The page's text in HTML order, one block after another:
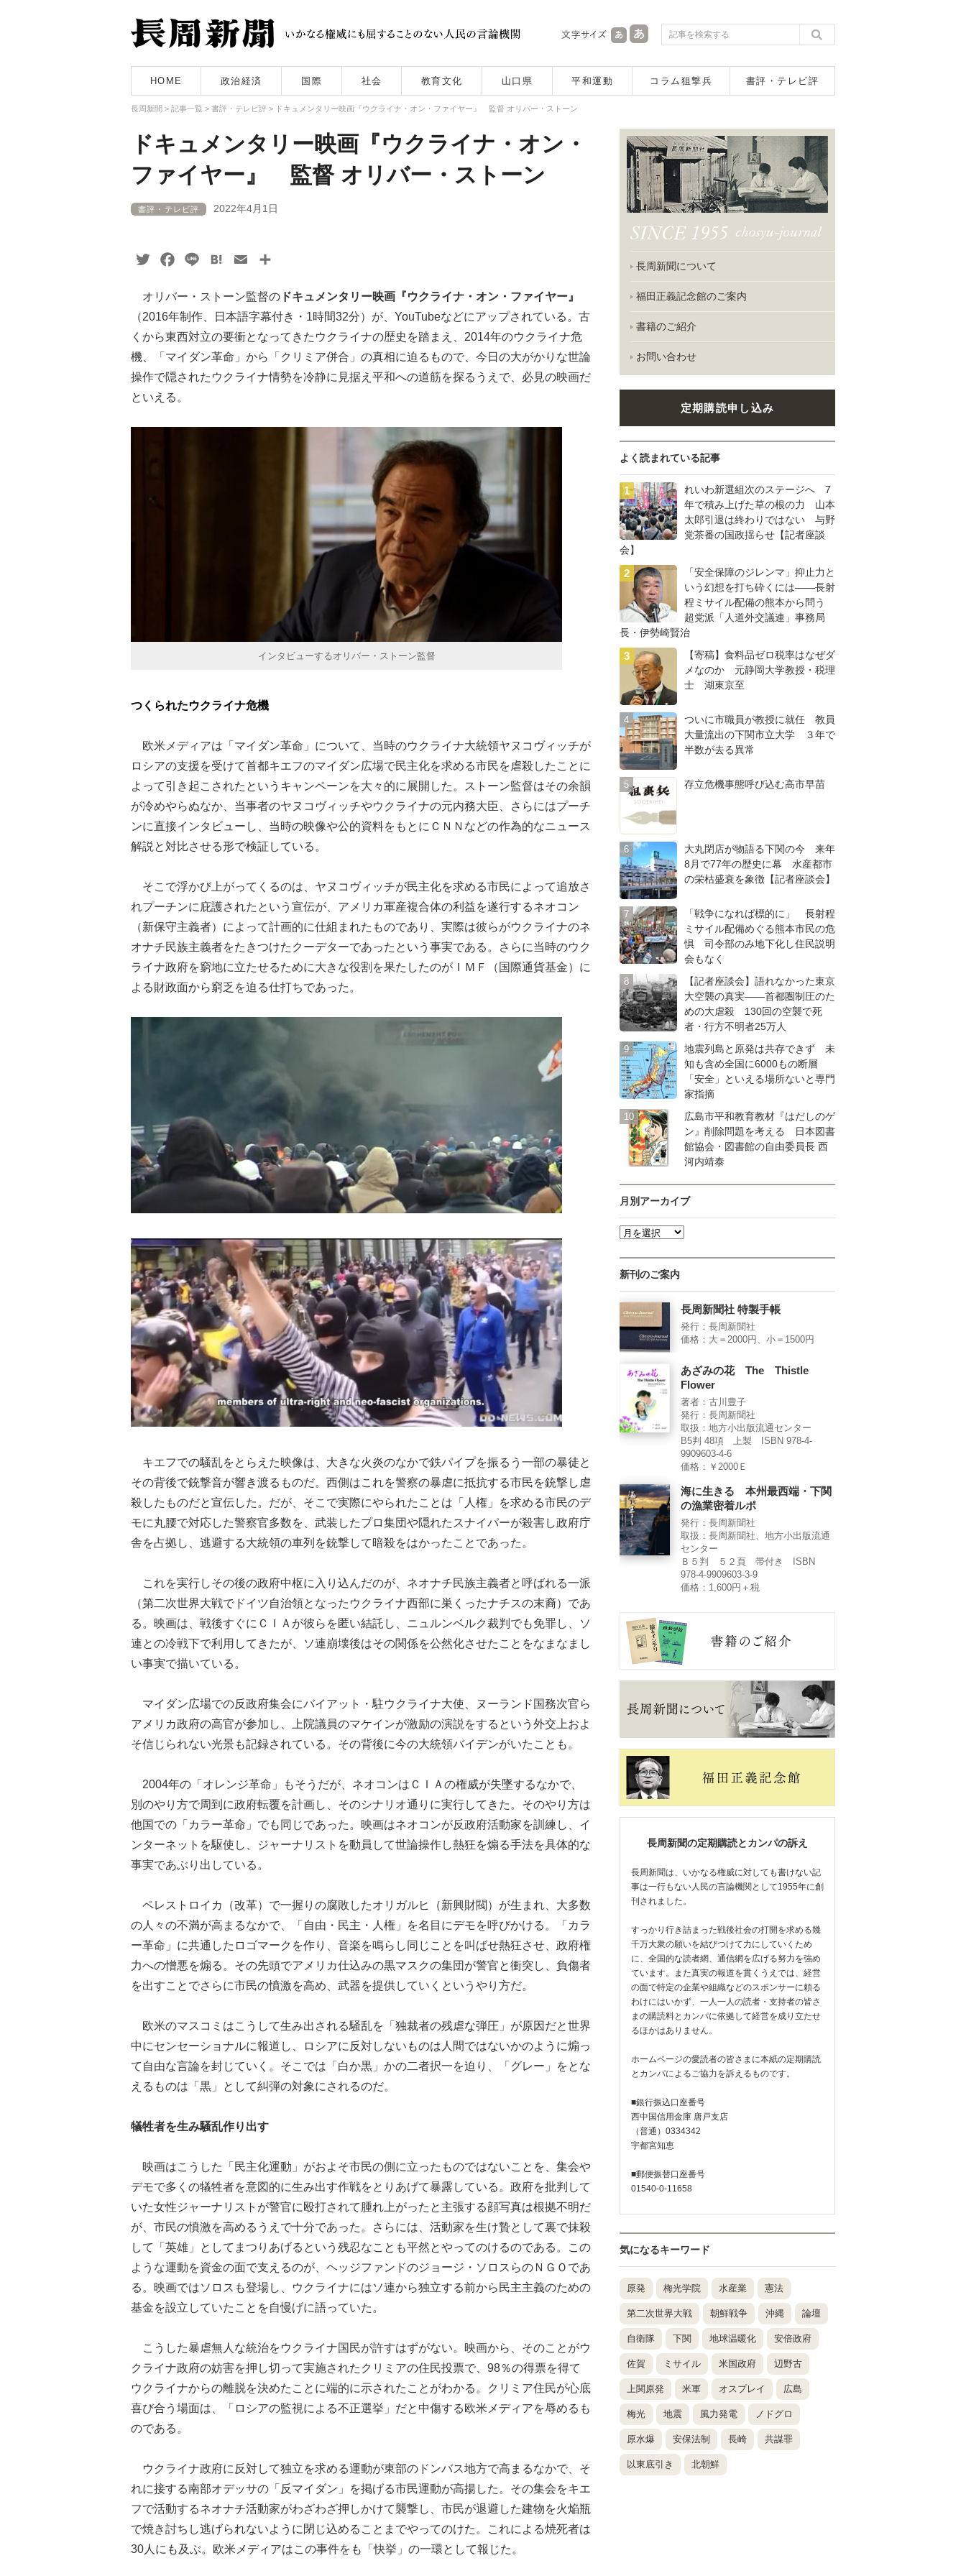
HOME 政治経済 国際 社会 教育文化 山口県 平和運動 コラム狙撃兵 書評・テレビ評
長周新聞 > 記事一覧 > 書評・テレビ評 > ドキュメンタリー映画『ウクライナ・オン・ファイヤー』 監督 オリバー・ストーン
ドキュメンタリー映画『ウクライナ・オン・
ファイヤー』 監督 オリバー・ストーン
書評・テレビ評 2022年4月1日
TwitterFacebook
Line HatenaEmail
オリバー・ストーン監督の ドキュメンタリー映画『ウクライナ・オン・ファイヤー』
（2016年制作、日本語字幕付き・1時間32分）が、YouTubeなどにアップされている。古
くから東西対立の要衝となってきたウクライナの歴史を踏まえ、2014年のウクライナ危
機、「マイダン革命」から「クリミア併合」の真相に迫るもので、今日の大がかりな世論
操作で隠されたウクライナ情勢を冷静に見据え平和への道筋を探るうえで、必見の映画だ
といえる。
インタビューするオリバー・ストーン監督
つくられたウクライナ危機
欧米メディアは「マイダン革命」について、当時のウクライナ大統領ヤヌコヴィッチが
ロシアの支援を受けて首都キエフのマイダン広場で民主化を求める市民を虐殺したことに
よって引き起こされたというキャンペーンを大々的に展開した。ストーン監督はその余韻
が冷めやらぬなか、当事者のヤヌコヴィッチやウクライナの元内務大臣、さらにはプーチ
ンに直接インタビューし、当時の映像や公的資料をもとにＣＮＮなどの作為的なニュース
解説と対比させる形で検証している。
そこで浮かび上がってくるのは、ヤヌコヴィッチが民主化を求める市民によって追放さ
れプーチンに庇護されたという宣伝が、アメリカ軍産複合体の利益を遂行するネオコン
（新保守主義者）によって計画的に仕組まれたものであり、実際は彼らがウクライナのネ
オナチ民族主義者をたきつけたクーデターであったという事実である。さらに当時のウク
ライナ政府を窮地に立たせるために大きな役割を果たしたのがＩＭＦ（国際通貨基金）に
よる財政面から窮乏を迫る仕打ちであった。
キエフでの騒乱をとらえた映像は、大きな火炎のなかで鉄パイプを振るう一部の暴徒と
その背後で銃撃音が響き渡るものだ。西側はこれを警察の暴虐に抵抗する市民を銃撃し虐
殺したものだと宣伝した。だが、そこで実際にやられたことは「人権」を求める市民のデ
モに丸腰で対応した警察官多数を、武装したプロ集団や隠れたスナイパーが殺害し政府庁
舎を占拠し、逃避する大統領の車列を銃撃して暗殺をはかったことであった。
これを実行しその後の政府中枢に入り込んだのが、ネオナチ民族主義者と呼ばれる一派
（第二次世界大戦でドイツ自治領となったウクライナ西部に巣くったナチスの末裔）であ
る。映画は、戦後すぐにＣＩＡが彼らを匿い結託し、ニュルンベルク裁判でも免罪し、ソ
連との冷戦下で利用してきたが、ソ連崩壊後はその関係を公然化させたことをなまなまし
い事実で描いている。
マイダン広場での反政府集会にバイアット・駐ウクライナ大使、ヌーランド国務次官ら
アメリカ政府の高官が参加し、上院議員のマケインが激励の演説をするという外交上およ
そ信じられない光景も記録されている。その背後に今の大統領バイデンがいたことも。
2004年の「オレンジ革命」もそうだが、ネオコンはＣＩＡの権威が失墜するなかで、
別のやり方で周到に政府転覆を計画し、そのシナリオ通りに実行してきた。そのやり方は
他国での「カラー革命」でも同じであった。映画はネオコンが反政府活動家を訓練し、イ
ンターネットを駆使し、ジャーナリストを動員して世論操作し熱狂を煽る手法を具体的な
事実であぶり出している。
ペレストロイカ（改革）で一握りの腐敗したオリガルヒ（新興財閥）が生まれ、大多数
の人々の不満が高まるなかで、「自由・民主・人権」を名目にデモを呼びかける。「カラ
ー革命」に共通したロゴマークを作り、音楽を鳴らし同じことを叫ばせ熱狂させ、政府権
力への憎悪を煽る。その先頭でアメリカ仕込みの黒マスクの集団が警官と衝突し、負傷者
を出すことでさらに市民の憤激を高め、武器を提供していくというやり方だ。
欧米のマスコミはこうして生み出される騒乱を「独裁者の残虐な弾圧」が原因だと世界
中にセンセーショナルに報道し、ロシアに反対しないものは人間ではないかのように煽っ
て自由な言論を封じていく。そこでは「白か黒」かの二者択一を迫り、「グレー」をとな
えるものは「黒」として糾弾の対象にされるのだ。
犠牲者を生み騒乱作り出す
映画はこうした「民主化運動」がおよそ市民の側に立ったものではないことを、集会や
デモで多くの犠牲者を意図的に生み出す作戦をとりあげて暴露している。政府を批判して
いた女性ジャーナリストが警官に殴打されて腫れ上がったと主張する顔写真は根拠不明だ
が、市民の憤激を高めるうえで十分であった。さらには、活動家を生け贄として裏で抹殺
して「英雄」としてまつりあげるという残忍なことも平然とやってのけるのである。この
ような運動を資金の面で支えるのが、ヘッジファンドのジョージ・ソロスらのＮＧＯであ
る。映画ではソロスも登場し、ウクライナにはソ連から独立する前から民主主義のための
基金を設立していたことを自慢げに語っていた。
こうした暴虐無人な統治をウクライナ国民が許すはずがない。映画から、そのことがウ
クライナ政府の妨害を押し切って実施されたクリミアの住民投票で、98％の得票を得て
ウクライナからの離脱を決めたことに端的に示されたことがわかる。クリミア住民が心底
喜び合う場面は、「ロシアの監視による不正選挙」だと中傷する欧米メディアを辱めるも
のである。
ウクライナ政府に反対して独立を求める運動が東部のドンバス地方で高まるなかで、そ
れに接する南部オデッサの「反マイダン」を掲げる市民運動が高揚した。その集会をキエ
フで活動するネオナチ活動家がわざわざ押しかけて襲撃し、市民が退避した建物を火焔瓶
で焼き討ちし逃げられないように閉じ込めることまでやってのけた。これによる焼死者は
30人にも及ぶ。欧米メディアはこの事件をも「快挙」の一環として報じた。
長周新聞について
福田正義記念館のご案内
書籍のご紹介
お問い合わせ
定期購読申し込み
よく読まれている記事
れいわ新選組次のステージへ 7
年で積み上げた草の根の力 山本
太郎引退は終わりではない 与野
党茶番の国政揺らせ【記者座談
会】
「安全保障のジレンマ」抑止力と
いう幻想を打ち砕くには――長射
程ミサイル配備の熊本から問う
超党派「人道外交議連」事務局
長・伊勢崎賢治
【寄稿】食料品ゼロ税率はなぜダ
メなのか 元静岡大学教授・税理
士 湖東京至
ついに市職員が教授に就任 教員
大量流出の下関市立大学 ３年で
半数が去る異常
存立危機事態呼び込む高市早苗
大丸閉店が物語る下関の今 来年
8月で77年の歴史に幕 水産都市
の栄枯盛衰を象徴【記者座談会】
「戦争になれば標的に」 長射程
ミサイル配備めぐる熊本市民の危
惧 司令部のみ地下化し住民説明
会もなく
【記者座談会】語れなかった東京
大空襲の真実――首都圏制圧のた
めの大虐殺 130回の空襲で死
者・行方不明者25万人
地震列島と原発は共存できず 未
知も含め全国に6000もの断層
「安全」といえる場所ないと専門
家指摘
広島市平和教育教材『はだしのゲ
ン』削除問題を考える 日本図書
館協会・図書館の自由委員長 西
河内靖泰
月別アーカイブ
新刊のご案内
長周新聞社 特製手帳
発行：長周新聞社
価格：大＝2000円、小＝1500円
あざみの花 The Thistle
Flower
著者：古川豊子
発行：長周新聞社
取扱：地方小出版流通センター
B5判 48項 上製 ISBN 978-4-
9909603-4-6
価格：￥2000Ｅ
海に生きる 本州最西端・下関
の漁業密着ルポ
発行：長周新聞社
取扱：長周新聞社、地方小出版流通
センター
Ｂ５判 ５２頁 帯付き ISBN
978-4-9909603-3-9
価格：1,600円＋税
長周新聞の定期購読とカンパの訴え
長周新聞は、いかなる権威に対しても書けない記
事は一行もない人民の言論機関として1955年に創
刊されました。
すっかり行き詰まった戦後社会の打開を求める幾
千万大衆の願いを結びつけて力にしていくため
に、全国的な読者網、通信網を広げる努力を強め
ています。また真実の報道を貫くうえでは、経営
の面で特定の企業や組織などのスポンサーに頼る
わけにはいかず、一人一人の読者・支持者の皆さ
まの購読料とカンパに依拠して経営を成り立たせ
るほかはありません。
ホームページの愛読者の皆さまに本紙の定期購読
とカンパによるご協力を訴えるものです。
■銀行振込口座番号
西中国信用金庫 唐戸支店
（普通）0334342
宇都宮知恵
■郵便振替口座番号
01540-0-11658
気になるキーワード
原発 梅光学院 水産業 憲法
第二次世界大戦 朝鮮戦争 沖縄 論壇
自衛隊 下関 地球温暖化 安倍政府
佐賀 ミサイル 米国政府 辺野古
上関原発 米軍 オスプレイ 広島
梅光 地震 風力発電 ノドグロ
原水爆 安保法制 長崎 共謀罪
以東底引き 北朝鮮